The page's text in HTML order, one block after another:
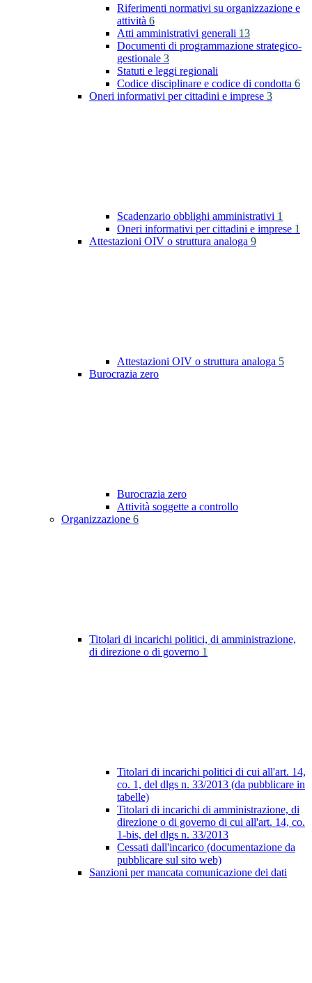
Riferimenti normativi su organizzazione e
attività 6
Atti amministrativi generali 13
Documenti di programmazione strategico-
gestionale 3
Statuti e leggi regionali
Codice disciplinare e codice di condotta 6
Oneri informativi per cittadini e imprese 3
Scadenzario obblighi amministrativi 1
Oneri informativi per cittadini e imprese 1
Attestazioni OIV o struttura analoga 9
Attestazioni OIV o struttura analoga 5
Burocrazia zero
Burocrazia zero
Attività soggette a controllo
Organizzazione 6
Titolari di incarichi politici, di amministrazione,
di direzione o di governo 1
Titolari di incarichi politici di cui all'art. 14,
co. 1, del dlgs n. 33/2013 (da pubblicare in
tabelle)
Titolari di incarichi di amministrazione, di
direzione o di governo di cui all'art. 14, co.
1-bis, del dlgs n. 33/2013
Cessati dall'incarico (documentazione da
pubblicare sul sito web)
Sanzioni per mancata comunicazione dei dati